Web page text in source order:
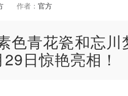
作者： 官方
色青花瓷和忘
日惊艳亮相！